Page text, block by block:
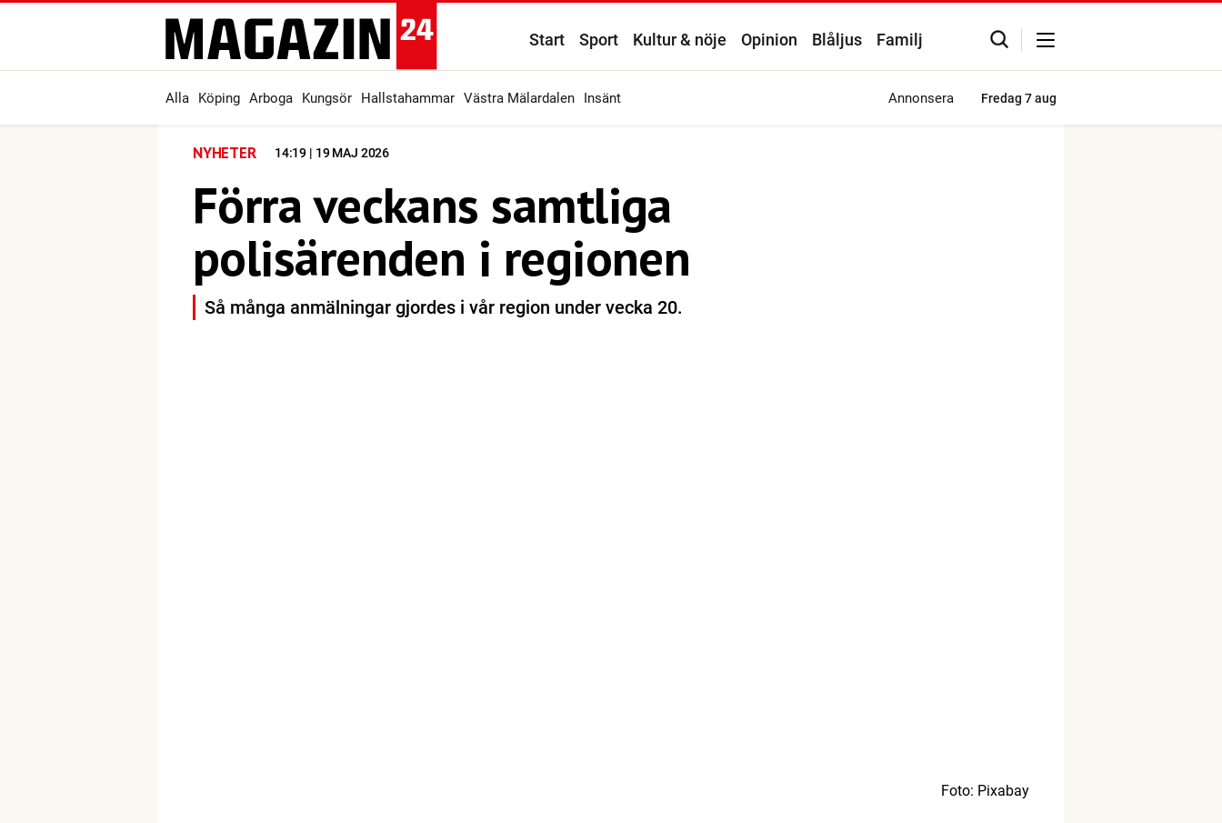
Start Sport Kultur & nöje Opinion Blåljus Familj
Alla Köping Arboga Kungsör Hallstahammar Västra Mälardalen Insänt Annonsera Fredag 7 aug
NYHETER 14:19 | 19 MAJ 2026
Förra veckans samtliga
polisärenden i regionen
Så många anmälningar gjordes i vår region under vecka 20.
Foto: Pixabay